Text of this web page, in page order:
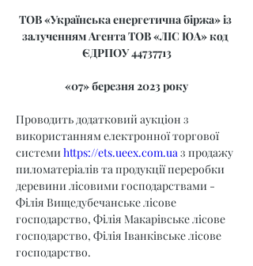
ТОВ «Українська енергетична біржа» із
залученням Агента ТОВ «ЛІС ЮА» код
ЄДРПОУ 44737713
«07» березня 2023 року
Проводить додатковий аукціон з
використанням електронної торгової
системи https://ets.ueex.com.ua з продажу
пиломатеріалів та продукції переробки
деревини лісовими господарствами -
Філія Вищедубечанське лісове
господарство, Філія Макарівське лісове
господарство, Філія Іванківське лісове
господарство.